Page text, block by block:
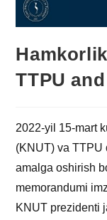
TTPU
2022-yil 15-mart
(KNUT) va TTPU
amalga oshirish
memorandumi
KNUT prezidenti